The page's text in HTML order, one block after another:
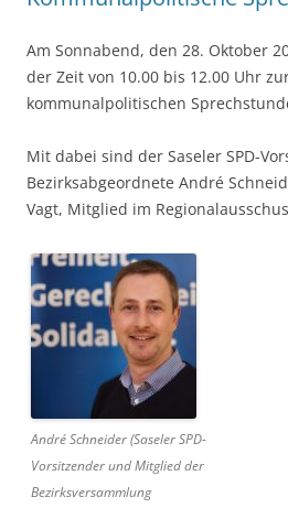
Am Sonnabend, den 28. Oktober
der Zeit von 10.00 bis 12.00 Uhr
kommunalpolitischen
Mit dabei sind der Saseler SPD-
Bezirksabgeordnete André
Vagt, Mitglied im
André Schneider (Saseler SPD-
Vorsitzender und Mitglied der
Bezirksversammlung